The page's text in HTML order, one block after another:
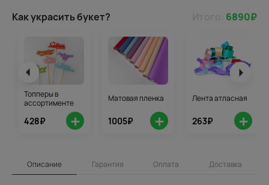
Как украсить букет? 6890₽
Топперы в
ассортименте
428₽ +
Матовая пленка
1005₽ +
Лента атласная
263₽ +
Описание Гарантия Оплата Доставка